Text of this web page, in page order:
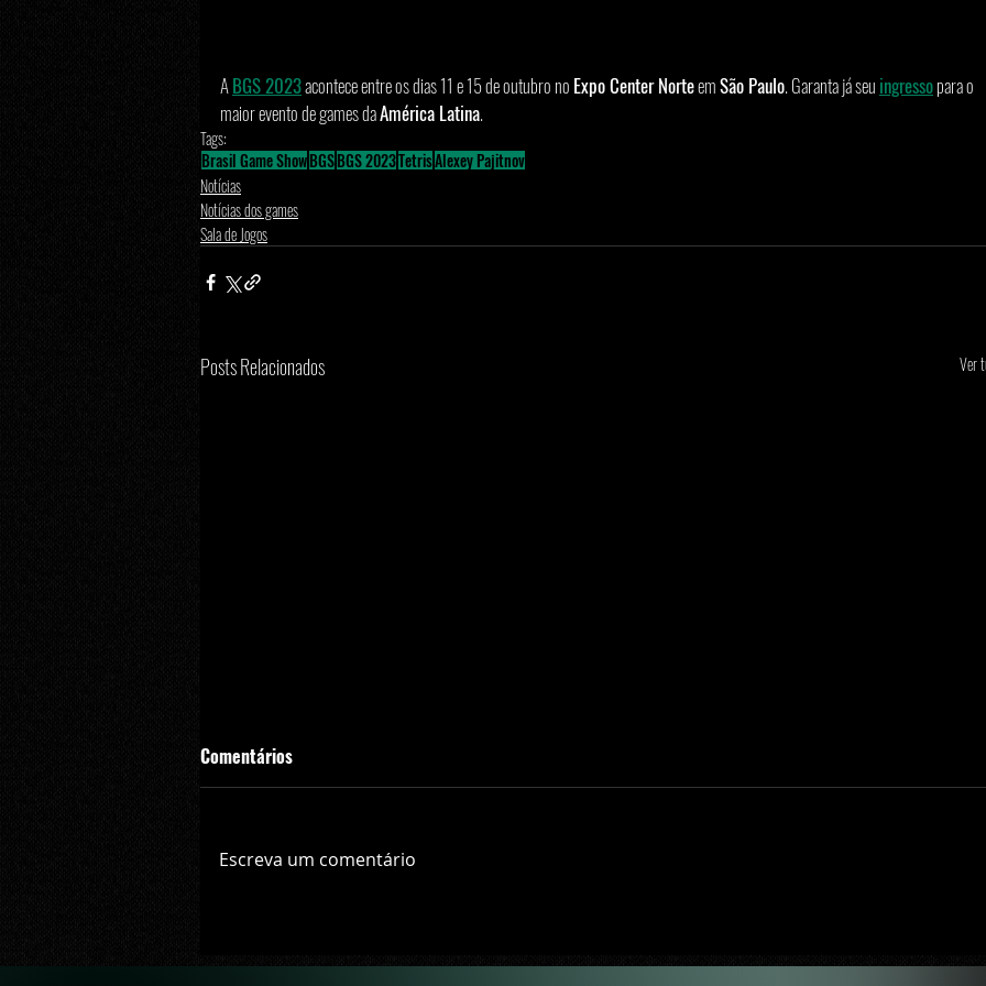
A BGS 2023 acontece entre os dias 11 e 15 de outubro no Expo Center Norte em São Paulo. Garanta já seu ingresso para o
maior evento de games da América Latina.
Tags:
Brasil Game ShowBGSBGS 2023TetrisAlexey Pajitnov
Notícias
Notícias dos games
Sala de Jogos
Posts Relacionados Ver
BGS 2023 | Nintendo confirma
BGS 2023 | Atores de GTA V confirmam
Comentários
Escreva um comentário